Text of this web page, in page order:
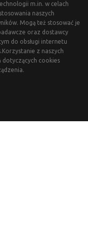
m.in. w celach
naszych
Mogą też stosować je
oraz dostawcy
do obsługi internetu
z naszych
dotyczących cookies